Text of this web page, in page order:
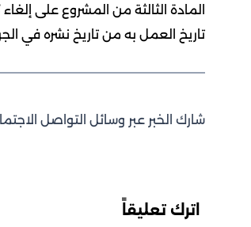
المادة الثالثة من المشروع على
تاريخ العمل به من تاريخ نشره في
شارك الخبر عبر وسائل التواصل
اترك تعليقاً